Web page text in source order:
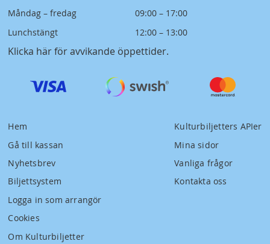
Måndag – fredag
09:00 – 17:00
Lunchstängt
12:00 – 13:00
Klicka här för avvikande öppettider.
Hem
Gå till kassan
Nyhetsbrev
Biljettsystem
Logga in som arrangör
Cookies
Om Kulturbiljetter
Kulturbiljetters APIer
Mina sidor
Vanliga frågor
Kontakta oss